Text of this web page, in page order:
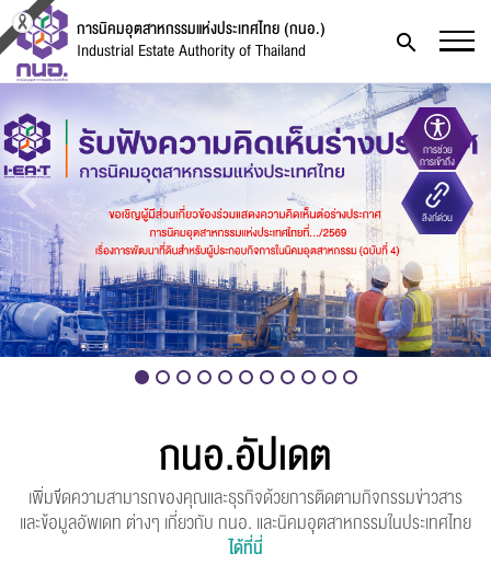
การนิคมอุตสาหกรรมแห่งประเทศไทย (กนอ.)
Industrial Estate Authority of Thailand
การช่วย
การเข้าถึง
ลิงก์ด่วน
กนอ.อัปเดต
เพิ่มขีดความสามารถของคุณและธุรกิจด้วยการติดตามกิจกรรมข่าวสาร
และข้อมูลอัพเดท ต่างๆ เกี่ยวกับ กนอ. และนิคมอุตสาหกรรมในประเทศไทย
ได้ที่นี่